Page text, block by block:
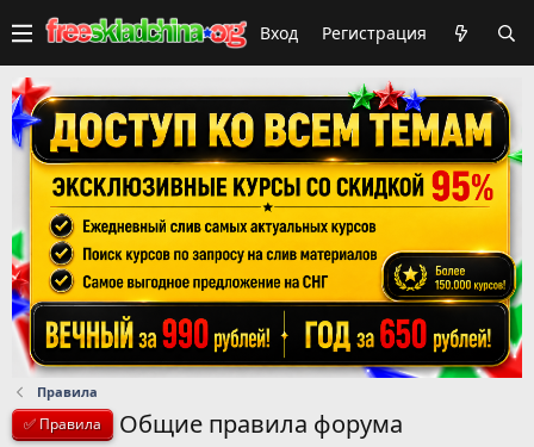
Вход Регистрация
Правила
✅ Правила Общие правила форума